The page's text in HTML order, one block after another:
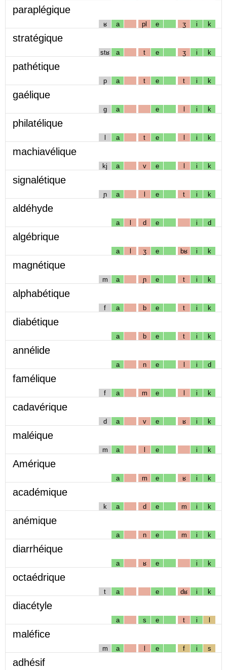
paraplégique
ʁ a pl e ʒ i k
stratégique
stʁ a t e ʒ i k
pathétique
p a t e t i k
gaélique
g a e l i k
philatélique
l a t e l i k
machiavélique
kj a v e l i k
signalétique
ɲ a l e t i k
aldéhyde
a l d e i d
algébrique
a l ʒ e bʁ i k
magnétique
m a ɲ e t i k
alphabétique
f a b e t i k
diabétique
a b e t i k
annélide
a n e l i d
famélique
f a m e l i k
cadavérique
d a v e ʁ i k
maléique
m a l e i k
Amérique
a m e ʁ i k
académique
k a d e m i k
anémique
a n e m i k
diarrhéique
a ʁ e i k
octaédrique
t a e dʁ i k
diacétyle
a s e t i l
maléfice
m a l e f i s
adhésif